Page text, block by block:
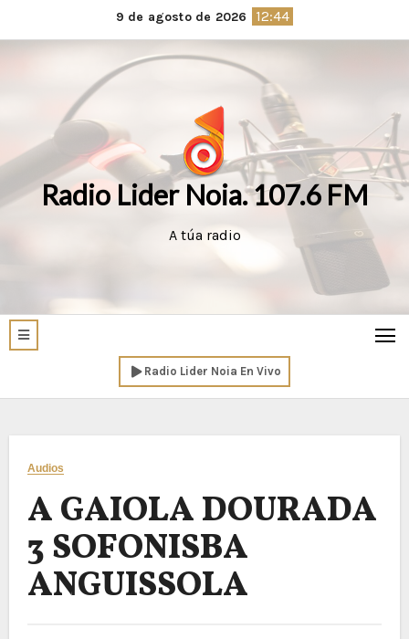
al
9 de agosto de 2026 12:44
Radio Lider Noia. 107.6 FM
A túa radio
Radio Lider Noia En Vivo
Audios
A GAIOLA DOURADA
3 SOFONISBA
ANGUISSOLA